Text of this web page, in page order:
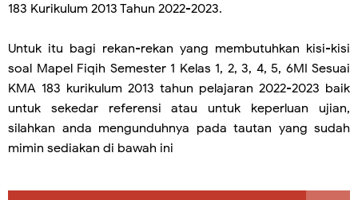
183 Kurikulum 2013 Tahun 2022-2023.
Untuk itu bagi rekan-rekan yang membutuhkan kisi-kisi
soal Mapel Fiqih Semester 1 Kelas 1, 2, 3, 4, 5, 6MI Sesuai
KMA 183 kurikulum 2013 tahun pelajaran 2022-2023 baik
untuk sekedar referensi atau untuk keperluan ujian,
silahkan anda mengunduhnya pada tautan yang sudah
mimin sediakan di bawah ini